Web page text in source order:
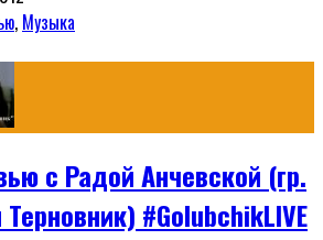
, Музыка
с Радой Анчевской (гр.
#GolubchikLIVE